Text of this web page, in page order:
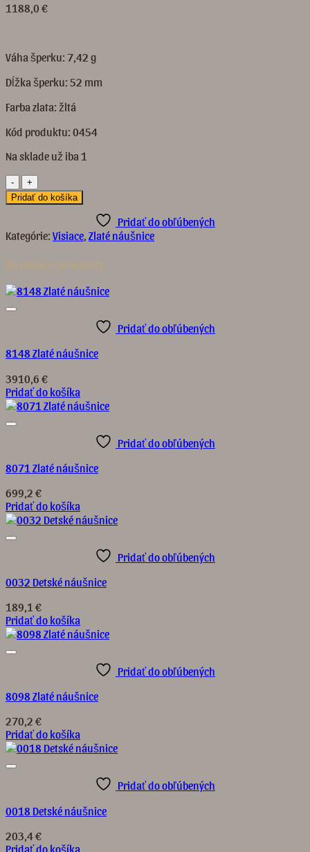
1188,0 €
Váha šperku: 7,42 g
Dĺžka šperku: 52 mm
Farba zlata: žltá
Kód produktu: 0454
Na sklade už iba 1
množstvo
0454
Zlaté
Pridať do košíka
Pridať do obľúbených
Kategórie: Visiace, Zlaté náušnice
Súvisiace produkty
Pridať do obľúbených
8148 Zlaté náušnice
3910,6 €
Pridať do košíka
Pridať do obľúbených
8071 Zlaté náušnice
699,2 €
Pridať do košíka
Pridať do obľúbených
0032 Detské náušnice
189,1 €
Pridať do košíka
Pridať do obľúbených
8098 Zlaté náušnice
270,2 €
Pridať do košíka
Pridať do obľúbených
0018 Detské náušnice
203,4€
Pridať do košíka